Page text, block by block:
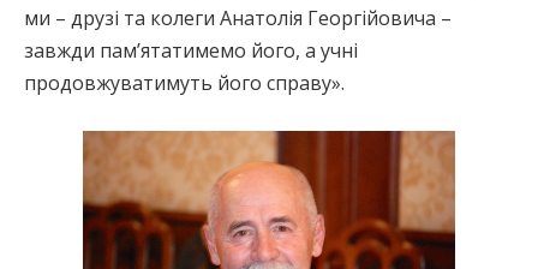
ми – друзі та колеги Анатолія Георгійовича –
завжди пам’ятатимемо його, а учні
продовжуватимуть його справу».